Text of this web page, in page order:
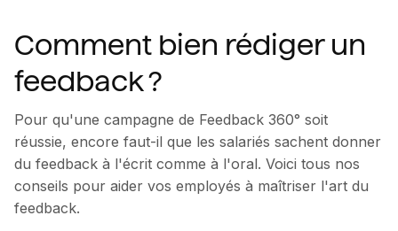
Comment bien rédiger un
feedback ?
Pour qu'une campagne de Feedback 360° soit
réussie, encore faut-il que les salariés sachent donner
du feedback à l'écrit comme à l'oral. Voici tous nos
conseils pour aider vos employés à maîtriser l'art du
feedback.